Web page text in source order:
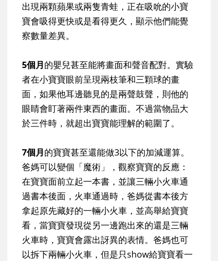
出現兩顆蘋果或兩隻青蛙，正在吸吮的小寶
寶會吸得更快或是看得更久，顯示他們能覺
察數量差異。
5個月的嬰兒甚至能將畫面和聲音配對。實驗
者在小寶寶眼前呈現兩枝筆和三顆球的畫
面，如果他耳邊聽見的是兩聲鼓聲，則他的
眼睛會盯著兩件東西的畫面。不過當物品大
於三件時，就超出寶寶能理解的範圍了。
7個月的寶寶甚至還能做3以下的加減運算。
爸媽可以變個「魔術」，觀察寶寶的反應：
在寶寶面前立起一本書，並讓三輛小火車通
過書本後面，火車通過時，爸媽從書本後方
拿起原先藏好的一輛小火車，並高舉給寶寶
看，當寶寶發現從另一邊跑出來的還是三輛
火車時，寶寶會露出訝異的表情。爸媽也可
以拆下兩輛小火車，但是只show給寶寶看一